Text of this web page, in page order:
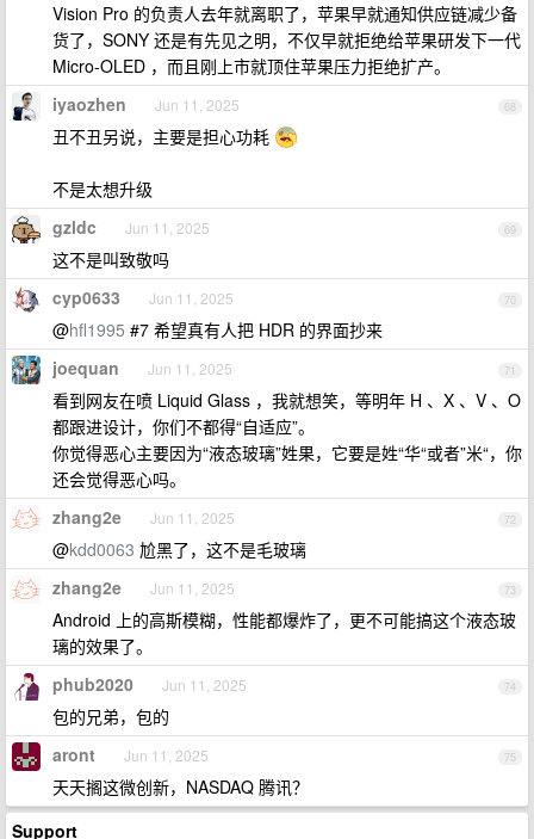
Vision Pro 的负责人去年就离职了，苹果早就通知供应链减少备
货了，SONY 还是有先见之明，不仅早就拒绝给苹果研发下一代
Micro-OLED ，而且刚上市就顶住苹果压力拒绝扩产。
68
iyaozhen Jun 11, 2025
丑不丑另说，主要是担心功耗
不是太想升级
69
gzldc Jun 11, 2025
这不是叫致敬吗
70
cyp0633 Jun 11, 2025
@hfl1995 #7 希望真有人把 HDR 的界面抄来
71
joequan Jun 11, 2025
看到网友在喷 Liquid Glass ，我就想笑，等明年 H 、X 、V 、O
都跟进设计，你们不都得“自适应”。
你觉得恶心主要因为“液态玻璃”姓果，它要是姓“华“或者”米“，你
还会觉得恶心吗。
72
zhang2e Jun 11, 2025
@kdd0063 尬黑了，这不是毛玻璃
73
zhang2e Jun 11, 2025
Android 上的高斯模糊，性能都爆炸了，更不可能搞这个液态玻
璃的效果了。
74
phub2020 Jun 11, 2025
包的兄弟，包的
75
aront Jun 11, 2025
天天搁这微创新，NASDAQ 腾讯？
Support